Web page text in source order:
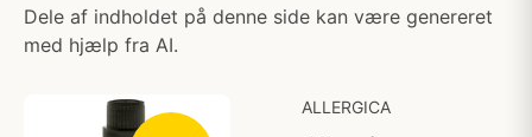
Dele af indholdet på denne side kan være genereret
med hjælp fra AI.
ALLERGICA